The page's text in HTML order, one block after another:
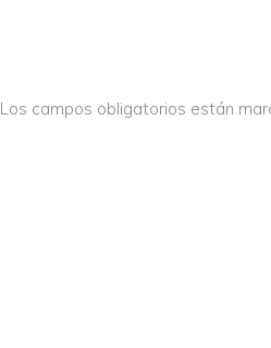
Los campos obligatorios están